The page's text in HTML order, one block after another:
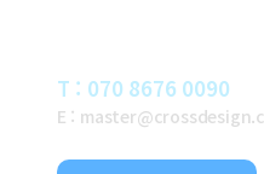
T : 070 8676 0090
E :